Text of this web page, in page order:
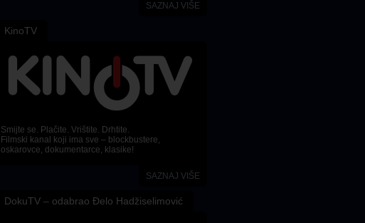
SAZNAJ VIŠE
KinoTV
Smijte se. Plačite. Vrištite. Drhtite.
Filmski kanal koji ima sve – blockbustere,
oskarovce, dokumentarce, klasike!
SAZNAJ VIŠE
DokuTV – odabrao Đelo Hadžiselimović